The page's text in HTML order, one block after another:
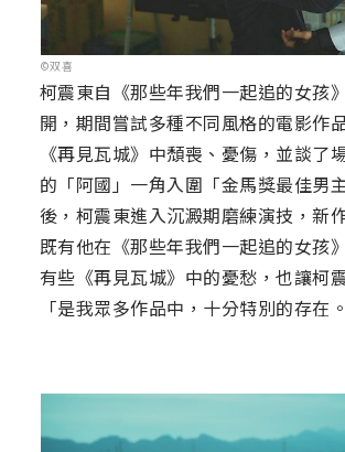
©双喜
柯震東自《那些年我們一起追的女孩
開，期間嘗試多種不同風格的電影作
《再見瓦城》中頹喪、憂傷，並談了
的「阿國」一角入圍「金馬獎最佳男
後，柯震東進入沉澱期磨練演技，新
既有他在《那些年我們一起追的女孩
有些《再見瓦城》中的憂愁，也讓柯
「是我眾多作品中，十分特別的存在